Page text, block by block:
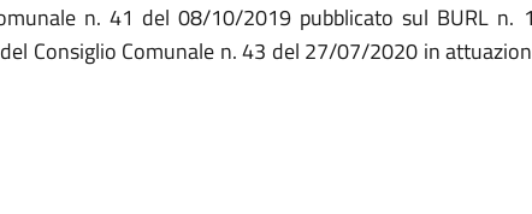
n. 41 del 08/10/2019 pubblicato sul BURL
Consiglio Comunale n. 43 del 27/07/2020 in